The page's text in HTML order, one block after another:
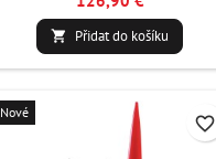
 Přidat do košíku
Nové
favorite_border